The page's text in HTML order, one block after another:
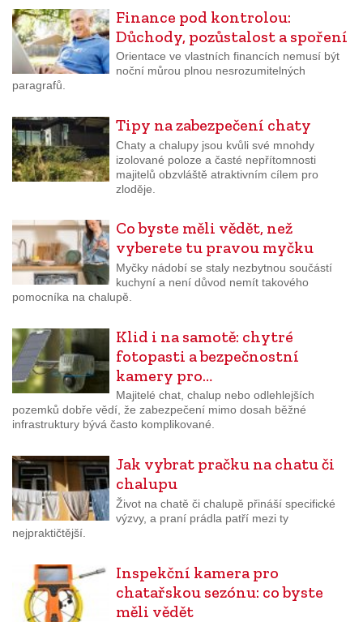
Finance pod kontrolou:
Důchody, pozůstalost a spoření
Orientace ve vlastních financích nemusí být
noční můrou plnou nesrozumitelných
paragrafů.
Tipy na zabezpečení chaty
Chaty a chalupy jsou kvůli své mnohdy
izolované poloze a časté nepřítomnosti
majitelů obzvláště atraktivním cílem pro
zloděje.
Co byste měli vědět, než
vyberete tu pravou myčku
Myčky nádobí se staly nezbytnou součástí
kuchyní a není důvod nemít takového
pomocníka na chalupě.
Klid i na samotě: chytré
fotopasti a bezpečnostní
kamery pro…
Majitelé chat, chalup nebo odlehlejších
pozemků dobře vědí, že zabezpečení mimo dosah běžné
infrastruktury bývá často komplikované.
Jak vybrat pračku na chatu či
chalupu
Život na chatě či chalupě přináší specifické
výzvy, a praní prádla patří mezi ty
nejpraktičtější.
Inspekční kamera pro
chatařskou sezónu: co byste
měli vědět